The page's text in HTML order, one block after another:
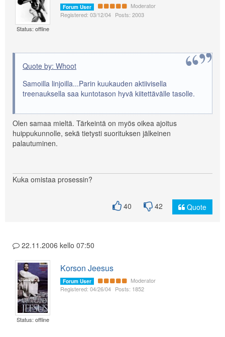
Status: offline
Forum User
Moderator
Registered: 03/12/04 Posts: 2003
Quote by: Whoot
Samoilla linjoilla...Parin kuukauden aktiivisella
treenauksella saa kuntotason hyvä kiitettävälle tasolle.
Olen samaa mieltä. Tärkeintä on myös oikea ajoitus
huippukunnolle, sekä tietysti suorituksen jälkeinen
palautuminen.
Kuka omistaa prosessin?
40 42 Quote
22.11.2006 kello 07:50
Status: offline
Korson Jeesus
Forum User
Moderator
Registered: 04/26/04 Posts: 1852